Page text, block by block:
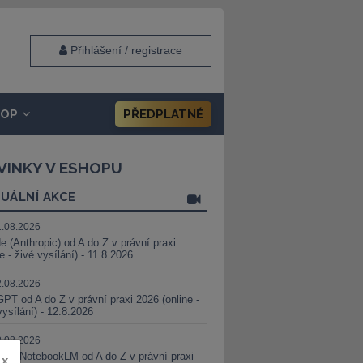
Přihlášení / registrace
PŘEDPLATNÉ
V ESHOPU
AKCE
(Anthropic) od A do Z v právní praxi
- živé vysílání) - 11.8.2026
od A do Z v právní praxi 2026 (online -
- 12.8.2026
a NotebookLM od A do Z v právní praxi